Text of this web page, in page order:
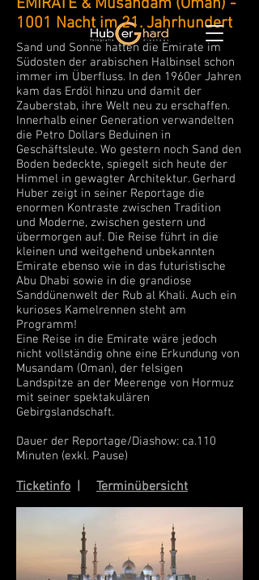
EMIRATE & Musandam (Oman) -
1001 Nacht im 21. Jahrhundert
Sand und Sonne hatten die Emirate im
Südosten der arabischen Halbinsel schon
immer im Überfluss. In den 1960er Jahren
kam das Erdöl hinzu und damit der
Zauberstab, ihre Welt neu zu erschaffen.
Innerhalb einer Generation verwandelten
die Petro Dollars Beduinen in
Geschäftsleute. Wo gestern noch Sand den
Boden bedeckte, spiegelt sich heute der
Himmel in gewagter Architektur. Gerhard
Huber zeigt in seiner Reportage die
enormen Kontraste zwischen Tradition
und Moderne, zwischen gestern und
übermorgen auf. Die Reise führt in die
kleinen und weitgehend unbekannten
Emirate ebenso wie in das futuristische
Abu Dhabi sowie in die grandiose
Sanddünenwelt der Rub al Khali. Auch ein
kurioses Kamelrennen steht am
Programm!
Eine Reise in die Emirate wäre jedoch
nicht vollständig ohne eine Erkundung von
Musandam (Oman), der felsigen
Landspitze an der Meerenge von Hormuz
mit seiner spektakulären
Gebirgslandschaft.
Dauer der Reportage/Diashow: ca.110
Minuten (exkl. Pause)
Ticketinfo | Terminübersicht